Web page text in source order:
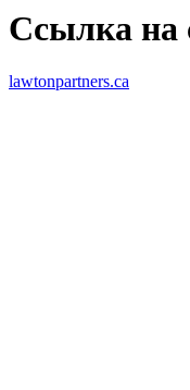
Ссылка на
lawtonpartners.ca